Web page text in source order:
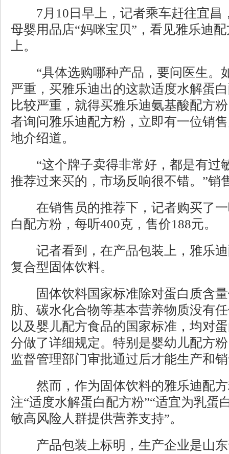
7月10日早上，记者乘车赶往宜昌
母婴用品店“妈咪宝贝”，看见雅乐迪
上。
“具体选购哪种产品，要问医生。
严重，买雅乐迪出的这款适度水解蛋
比较严重，就得买雅乐迪氨基酸配方
者询问雅乐迪配方粉，立即有一位销
地介绍道。
“这个牌子卖得非常好，都是有过
推荐过来买的，市场反响很不错。”销
在销售员的推荐下，记者购买了一
白配方粉，每听400克，售价188元。
记者看到，在产品包装上，雅乐迪
复合型固体饮料。
固体饮料国家标准除对蛋白质含量
肪、碳水化合物等基本营养物质没有
以及婴儿配方食品的国家标准，均对
分做了详细规定。特别是婴幼儿配方
监督管理部门审批通过后才能生产和
然而，作为固体饮料的雅乐迪配方
注“适度水解蛋白配方粉”“适宜为乳蛋
敏高风险人群提供营养支持”。
产品包装上标明，生产企业是山东